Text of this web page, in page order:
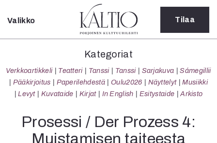
Sulje
Kategoriat
Verkkoartikkeli
Teatteri
Tanssi
Sarjakuva
Sámegillii
Pääkirjoitus
Valikko Tilaa
Kategoriat
Verkkoartikkeli Teatteri Tanssi Tanssi Sarjakuva
Sámegillii
Pääkirjoitus
Paperilehdestä Oulu2026 Näyttelyt
Musiikki
Levyt
Kuvataide Kirjat In English Esitystaide Arkisto
Prosessi / Der Prozess 4:
Muistamisen taiteesta